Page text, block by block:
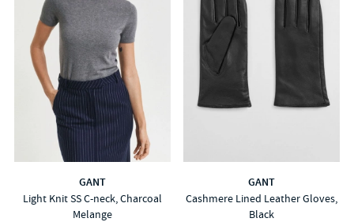
GANT
Light Knit SS C-neck, Charcoal
Melange
GANT
Cashmere Lined Leather Gloves,
Black